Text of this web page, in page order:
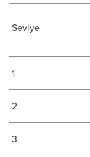
Seviye
1
2
3